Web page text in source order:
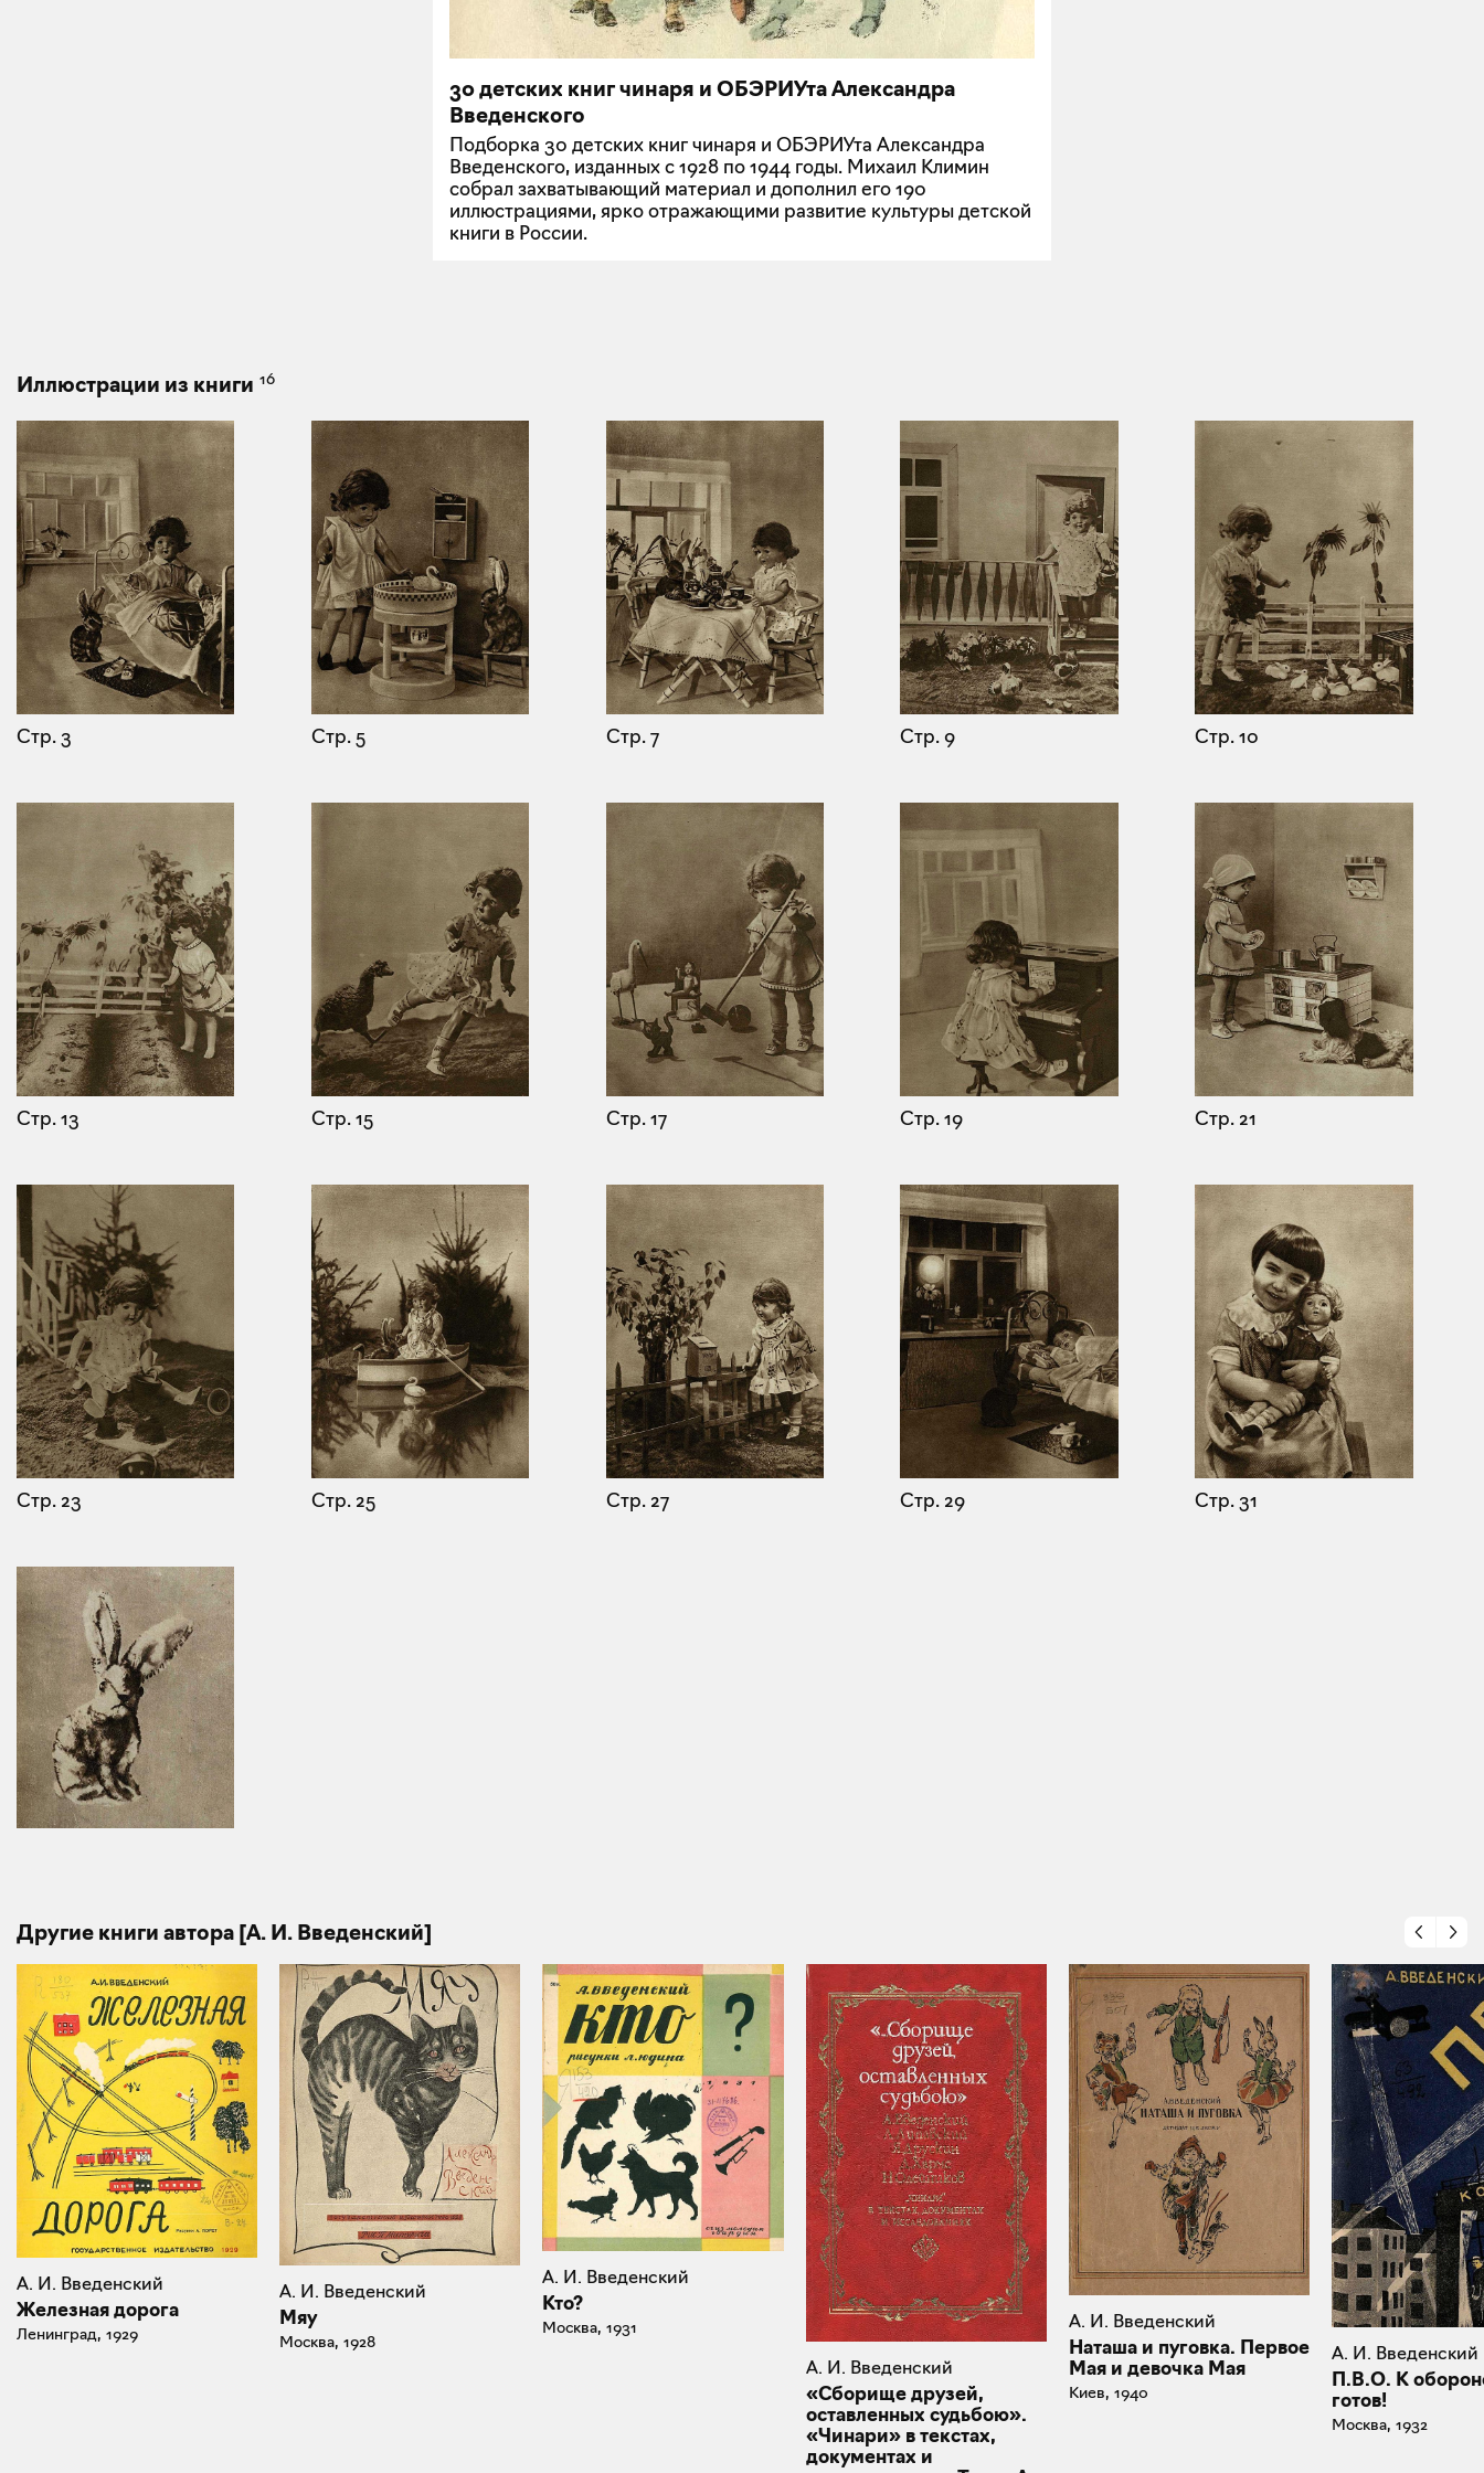
30 детских книг чинаря и ОБЭРИУта Александра
Введенского
Подборка 30 детских книг чинаря и ОБЭРИУта Александра
Введенского, изданных с 1928 по 1944 годы. Михаил Климин
собрал захватывающий материал и дополнил его 190
иллюстрациями, ярко отражающими развитие культуры детской
книги в России.
Иллюстрации из книги 16
Стр. 3 Стр. 5 Стр. 7 Стр. 9 Стр. 10
Стр. 13 Стр. 15 Стр. 17 Стр. 19 Стр. 21
Стр. 23 Стр. 25 Стр. 27 Стр. 29 Стр. 31
Другие книги автора [А. И. Введенский]
А. И. Введенский
Железная дорога
Ленинград, 1929
А. И. Введенский
Мяу
Москва, 1928
А. И. Введенский
Кто?
Москва, 1931
А. И. Введенский
«Сборище друзей,
оставленных судьбою».
«Чинари» в текстах,
документах и
А. И. Введенский
Наташа и пуговка. Первое
Мая и девочка Мая
Киев, 1940
А. И. Введенский
П.В.О. К
готов!
Москва, 1932